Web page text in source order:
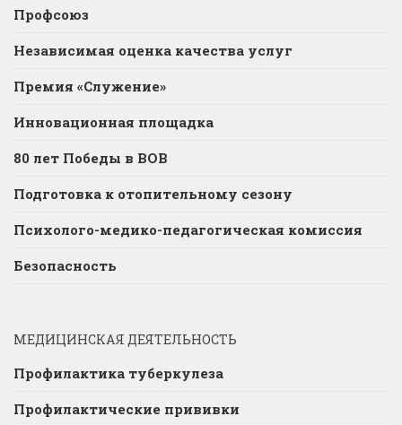
Профсоюз
Независимая оценка качества услуг
Премия «Служение»
Инновационная площадка
80 лет Победы в ВОВ
Подготовка к отопительному сезону
Психолого-медико-педагогическая комиссия
Безопасность
МЕДИЦИНСКАЯ ДЕЯТЕЛЬНОСТЬ
Профилактика туберкулеза
Профилактические прививки